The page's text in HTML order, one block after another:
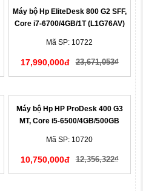
Máy bộ Hp EliteDesk 800 G2 SFF,
Core i7-6700/4GB/1T (L1G76AV)
Mã SP: 10722
17,990,000đ 23,671,053₫
Máy bộ Hp HP ProDesk 400 G3
MT, Core i5-6500/4GB/500GB
Mã SP: 10720
10,750,000đ 12,356,322₫